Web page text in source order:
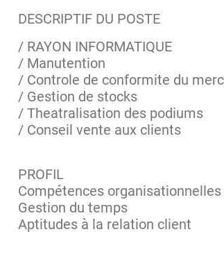
DESCRIPTIF DU POSTE
/ RAYON INFORMATIQUE
/ Manutention
/ Controle de conformite du
/ Gestion de stocks
/ Theatralisation des podiums
/ Conseil vente aux clients
PROFIL
Compétences organisationnelles
Gestion du temps
Aptitudes à la relation client